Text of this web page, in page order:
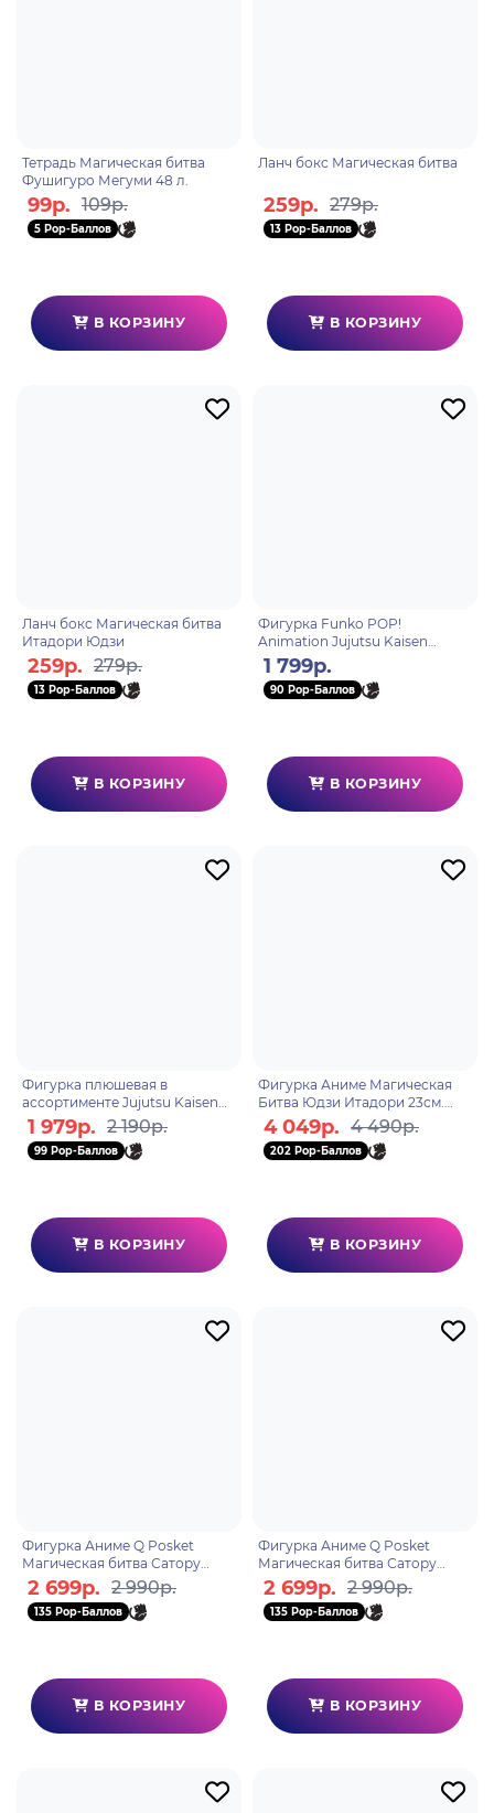
Тетрадь Магическая битва
Фушигуро Мегуми 48 л.
99р. 109р.
5 Pop-Баллов
В КОРЗИНУ
Ланч бокс Магическая битва
259р. 279р.
13 Pop-Баллов
В КОРЗИНУ
Ланч бокс Магическая битва
Итадори Юдзи
259р. 279р.
13 Pop-Баллов
В КОРЗИНУ
Фигурка Funko POP!
Animation Jujutsu Kaisen
Nobara Kugisaki (1113) 61361
1 799р.
90 Pop-Баллов
В КОРЗИНУ
Фигурка плюшевая в
ассортименте Jujutsu Kaisen
Cat Ear Plush 1 шт 32431
1 979р. 2 190р.
99 Pop-Баллов
В КОРЗИНУ
Фигурка Аниме Магическая
Битва Юдзи Итадори 23см.
BP29631P
4 049р. 4 490р.
202 Pop-Баллов
В КОРЗИНУ
Фигурка Аниме Q Posket
Магическая битва Сатору
Годжо A 14см BP18539P
2 699р. 2 990р.
135 Pop-Баллов
В КОРЗИНУ
Фигурка Аниме Q Posket
Магическая битва Сатору
Годжо B 14см BP18540P
2 699р. 2 990р.
135 Pop-Баллов
В КОРЗИНУ